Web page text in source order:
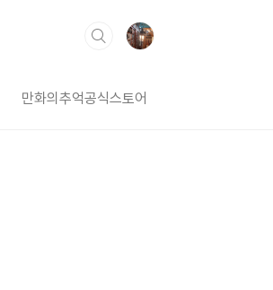
만화의추억공식스토어